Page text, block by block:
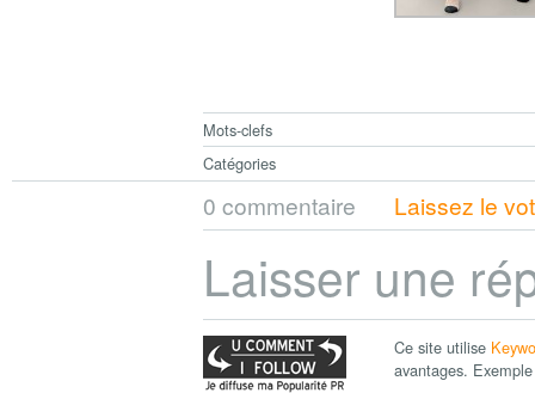
Mots-clefs
Catégories
0 commentaire Laissez le
Laisser une
Ce site utilise
avantages.